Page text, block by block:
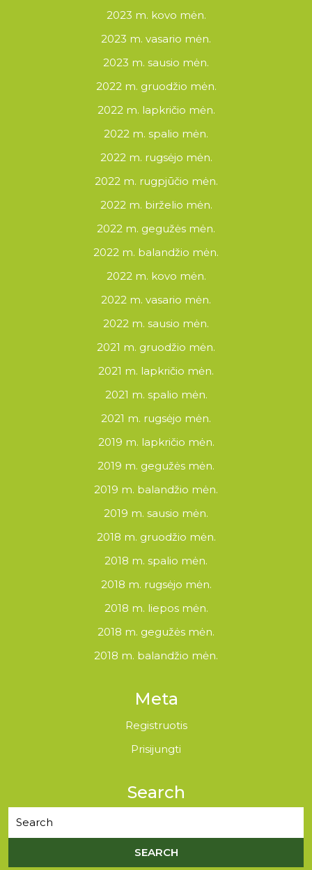
2023 m. kovo mėn.
2023 m. vasario mėn.
2023 m. sausio mėn.
2022 m. gruodžio mėn.
2022 m. lapkričio mėn.
2022 m. spalio mėn.
2022 m. rugsėjo mėn.
2022 m. rugpjūčio mėn.
2022 m. birželio mėn.
2022 m. gegužės mėn.
2022 m. balandžio mėn.
2022 m. kovo mėn.
2022 m. vasario mėn.
2022 m. sausio mėn.
2021 m. gruodžio mėn.
2021 m. lapkričio mėn.
2021 m. spalio mėn.
2021 m. rugsėjo mėn.
2019 m. lapkričio mėn.
2019 m. gegužės mėn.
2019 m. balandžio mėn.
2019 m. sausio mėn.
2018 m. gruodžio mėn.
2018 m. spalio mėn.
2018 m. rugsėjo mėn.
2018 m. liepos mėn.
2018 m. gegužės mėn.
2018 m. balandžio mėn.
Meta
Registruotis
Prisijungti
Search